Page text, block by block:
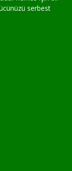
serbest